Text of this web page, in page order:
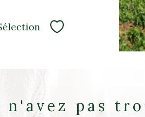
Sélectionner
n'avez pas